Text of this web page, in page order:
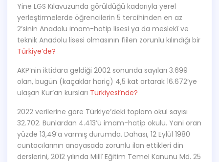
Yine LGS Kılavuzunda görüldüğü kadarıyla yerel
yerleştirmelerde öğrencilerin 5 tercihinden en az
2’sinin Anadolu imam-hatip lisesi ya da meslekî ve
teknik Anadolu lisesi olmasının fiilen zorunlu kılındığı bir
Türkiye’de?
AKP’nin iktidara geldiği 2002 sonunda sayıları 3.699
olan, bugün (kaçaklar hariç) 4,5 kat artarak 16.672’ye
ulaşan Kur’an kursları Türkiyesi’nde?
2022 verilerine göre Türkiye’deki toplam okul sayısı
32.702. Bunlardan 4.413’ü imam-hatip okulu. Yani oran
yüzde 13,49’a varmış durumda. Dahası, 12 Eylül 1980
cuntacılarının anayasada zorunlu ilan ettikleri din
derslerini, 2012 yılında Millî Eğitim Temel Kanunu Md. 25